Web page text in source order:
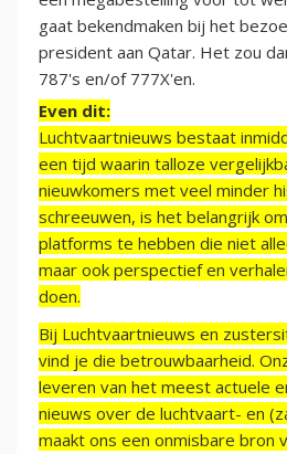
gaat bekendmaken bij het
president aan Qatar. Het zou
787's en/of 777X'en.
Even dit:
Luchtvaartnieuws bestaat
een tijd waarin talloze
nieuwkomers met veel minder
schreeuwen, is het belangrijk
platforms te hebben die niet
maar ook perspectief en
doen.
Bij Luchtvaartnieuws en
vind je die betrouwbaarheid.
leveren van het meest actuele
nieuws over de luchtvaart- en
maakt ons een onmisbare bron